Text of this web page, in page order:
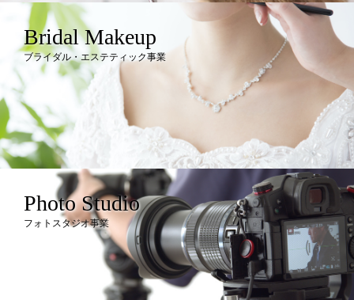
Bridal Makeup
ブライダル・エステティック事業
Photo Studio
フォトスタジオ事業